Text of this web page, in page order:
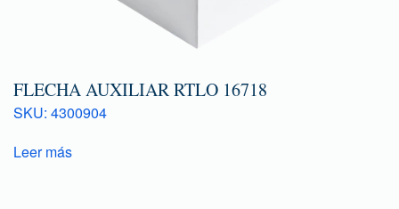
FLECHA AUXILIAR RTLO 16718
SKU: 4300904
Leer más